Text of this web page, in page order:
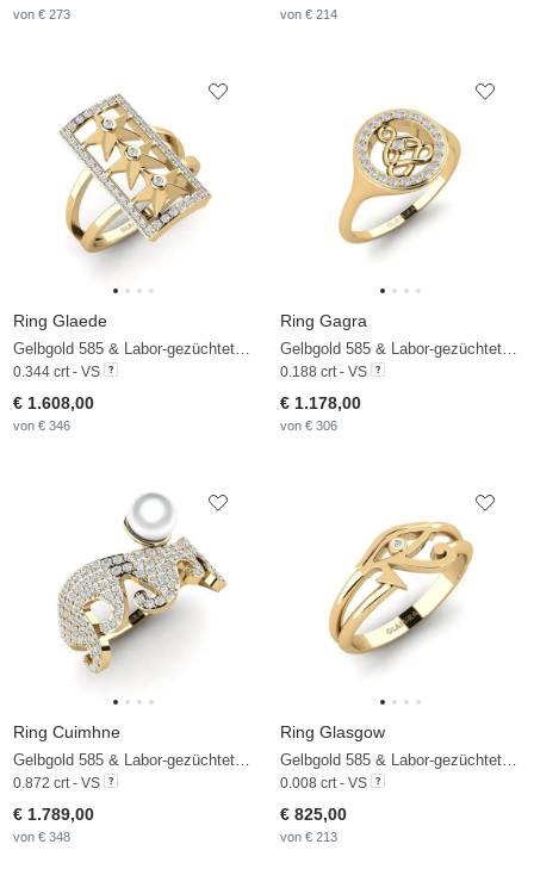
von € 273 von € 214
Ring Glaede
0.344 crt - VS
€ 1.608,00
von € 346
Ring Gagra
0.188 crt - VS
€ 1.178,00
von € 306
Ring Cuimhne
0.872 crt - VS
€ 1.789,00
von € 348
Ring Glasgow
0.008 crt - VS
€ 825,00
von € 213